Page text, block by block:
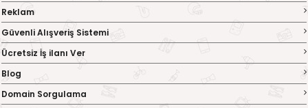
Reklam
Güvenli Alışveriş Sistemi
Ücretsiz İş ilanı Ver
Blog
Domain Sorgulama